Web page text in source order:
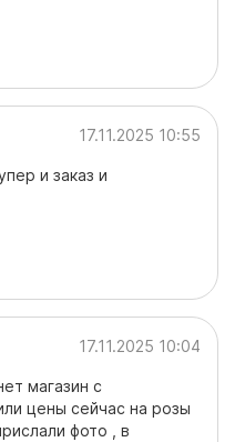
17.11.2025 10:55
и заказ и
17.11.2025 10:04
магазин с
цены сейчас на розы
фото , в